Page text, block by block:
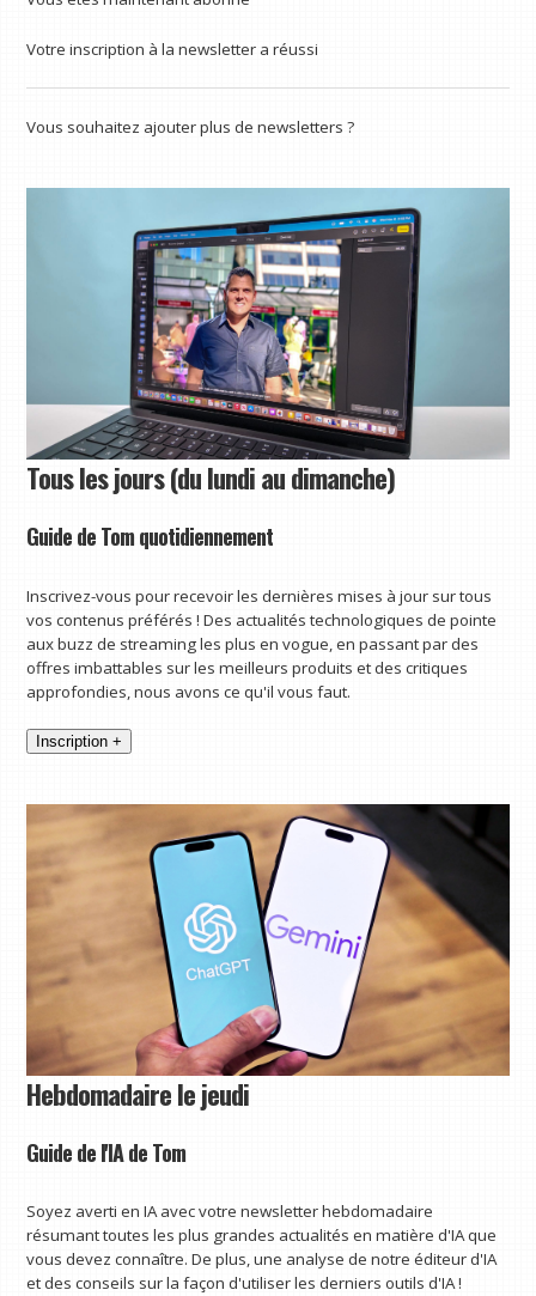
Votre inscription à la newsletter a réussi
Vous souhaitez ajouter plus de newsletters ?
Tous les jours (du lundi au dimanche)
Guide de Tom quotidiennement
Inscrivez-vous pour recevoir les dernières mises à jour sur tous
vos contenus préférés ! Des actualités technologiques de pointe
aux buzz de streaming les plus en vogue, en passant par des
offres imbattables sur les meilleurs produits et des critiques
approfondies, nous avons ce qu'il vous faut.
Inscription +
Hebdomadaire le jeudi
Guide de l'IA de Tom
Soyez averti en IA avec votre newsletter hebdomadaire
résumant toutes les plus grandes actualités en matière d'IA que
vous devez connaître. De plus, une analyse de notre éditeur d'IA
et des conseils sur la façon d'utiliser les derniers outils d'IA !